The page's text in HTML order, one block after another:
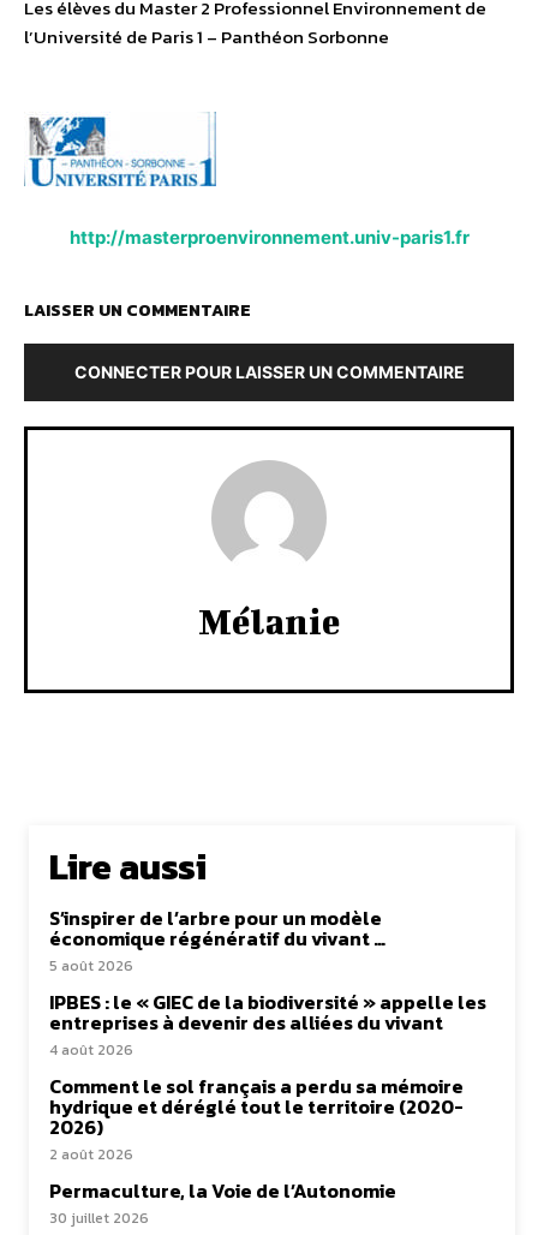
Les élèves du Master 2 Professionnel Environnement de
l’Université de Paris 1 – Panthéon Sorbonne
http://masterproenvironnement.univ-paris1.fr
LAISSER UN COMMENTAIRE
CONNECTER POUR LAISSER UN COMMENTAIRE
Mélanie
Lire aussi
S’inspirer de l’arbre pour un modèle
économique régénératif du vivant …
5 août 2026
IPBES : le « GIEC de la biodiversité » appelle les
entreprises à devenir des alliées du vivant
4 août 2026
Comment le sol français a perdu sa mémoire
hydrique et déréglé tout le territoire (2020-
2026)
2 août 2026
Permaculture, la Voie de l’Autonomie
30 juillet 2026